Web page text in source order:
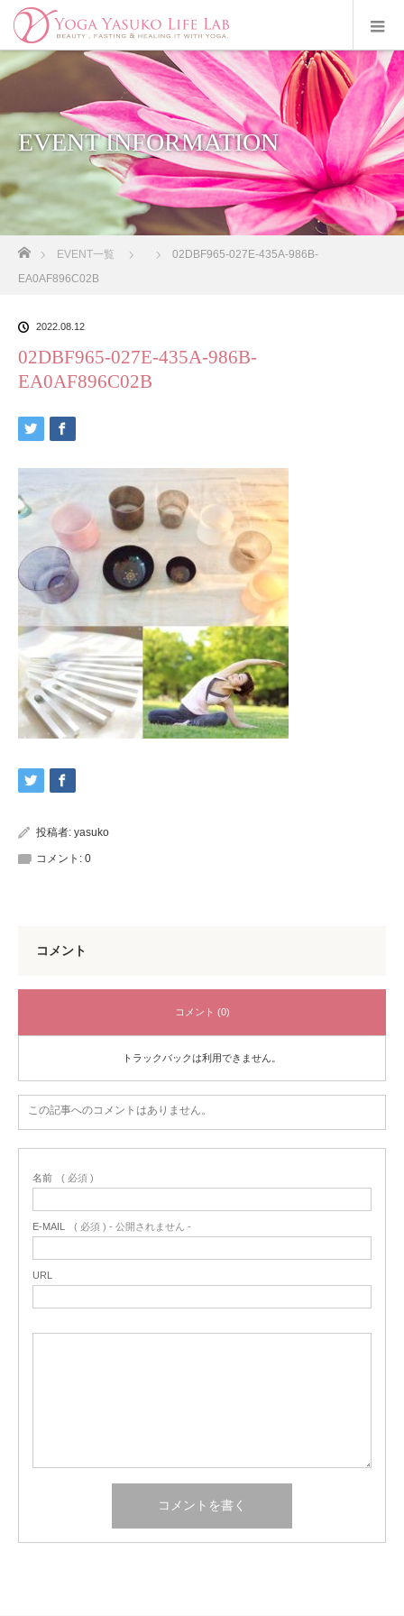
EVENT INFORMATION
EVENT一覧
02DBF965-027E-435A-986B-
EA0AF896C02B
2022.08.12
02DBF965-027E-435A-986B-
EA0AF896C02B
投稿者: yasuko
コメント: 0
コメント
コメント (0)
トラックバックは利用できません。
この記事へのコメントはありません。
名前 ( 必須 )
E-MAIL ( 必須 ) - 公開されません -
URL